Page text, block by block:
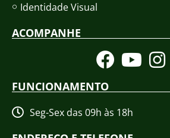
Identidade Visual
ACOMPANHE
FUNCIONAMENTO
Seg-Sex das 09h às 18h